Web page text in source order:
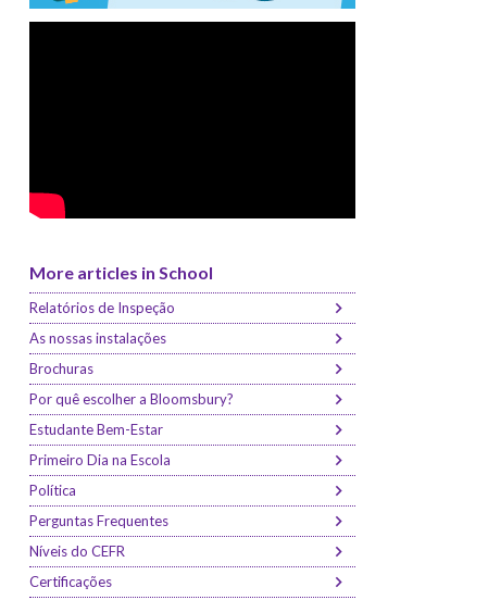
More articles in School
Relatórios de Inspeção
As nossas instalações
Brochuras
Por quê escolher a Bloomsbury?
Estudante Bem-Estar
Primeiro Dia na Escola
Política
Perguntas Frequentes
Níveis do CEFR
Certificações